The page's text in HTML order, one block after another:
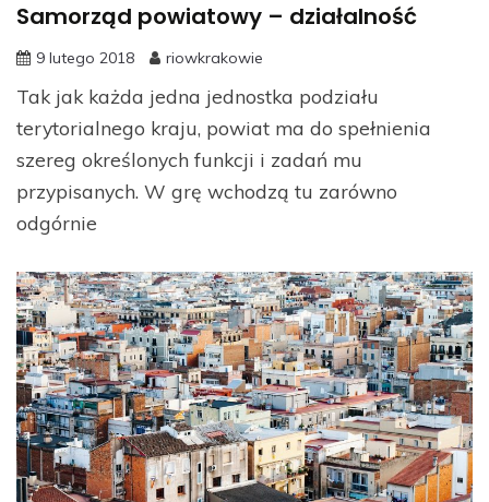
Samorząd powiatowy – działalność
9 lutego 2018 riowkrakowie
Tak jak każda jedna jednostka podziału
terytorialnego kraju, powiat ma do spełnienia
szereg określonych funkcji i zadań mu
przypisanych. W grę wchodzą tu zarówno
odgórnie